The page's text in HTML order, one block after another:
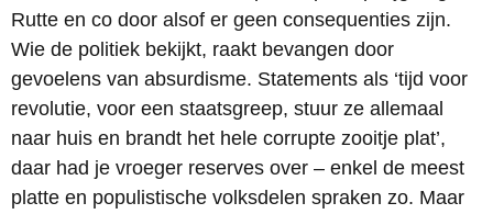
Rutte en co door alsof er geen consequenties zijn.
Wie de politiek bekijkt, raakt bevangen door
gevoelens van absurdisme. Statements als ‘tijd voor
revolutie, voor een staatsgreep, stuur ze allemaal
naar huis en brandt het hele corrupte zooitje plat’,
daar had je vroeger reserves over – enkel de meest
platte en populistische volksdelen spraken zo. Maar